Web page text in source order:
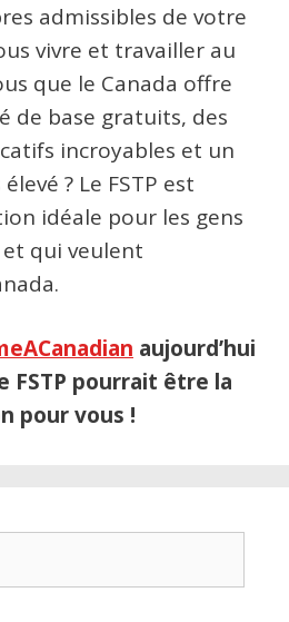
admissibles de votre
vivre et travailler au
que le Canada offre
de base gratuits, des
incroyables et un
? Le FSTP est
idéale pour les gens
qui veulent
aujourd’hui
FSTP pourrait être la
pour vous !